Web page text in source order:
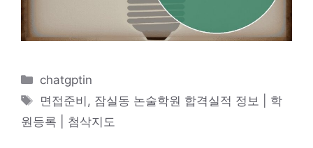
카
테
리
chatgptin
태
그
면접준비 , 잠실동 논술학원 합격실적 정보 | 학
원등록 | 첨삭지도